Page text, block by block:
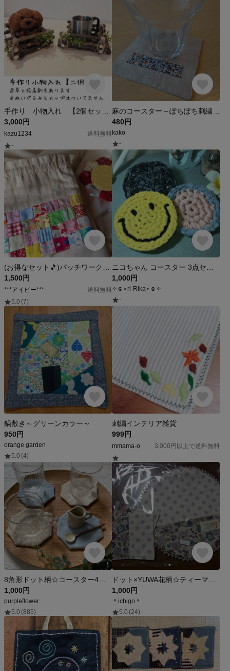
3,000円
kazu1234
送料無料
-
480円
kako
-
1,500円
***アイビー***
送料無料
5.0 (7)
1,000円
✧☺︎⋆ri-Rika⋆☺︎✧
-
鍋敷き～グリーンカラー～
950円
orange garden
5.0 (4)
刺繍インテリア雑貨
999円
mmama-o
3,000円以上で送料無料
-
1,000円
purpleflower
5.0 (885)
1,000円
＊ichigo＊
5.0 (24)